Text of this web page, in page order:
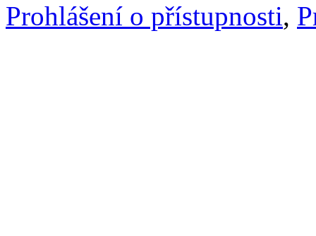
Prohlášení o přístupnosti,